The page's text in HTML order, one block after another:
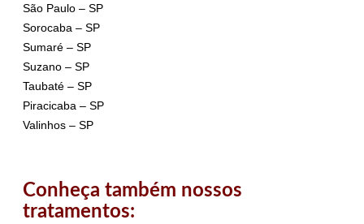
São Paulo – SP
Sorocaba – SP
Sumaré – SP
Suzano – SP
Taubaté – SP
Piracicaba – SP
Valinhos – SP
Conheça também nossos
tratamentos: